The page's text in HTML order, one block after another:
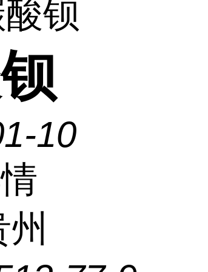
钡
10